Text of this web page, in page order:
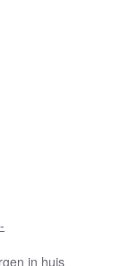
in huis